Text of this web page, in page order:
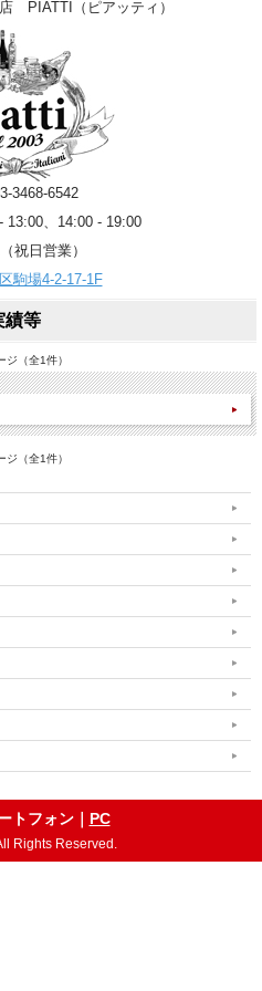
PIATTI（ピアッティ）
3468-6542
13:00、14:00 - 19:00
祝日営業）
駒場4-2-17-1F
績等
ジ（全1件）
ジ（全1件）
トフォン｜ PC
Rights Reserved.